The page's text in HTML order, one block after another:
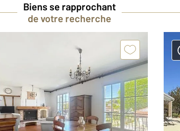
Biens se rapprochant
de votre recherche